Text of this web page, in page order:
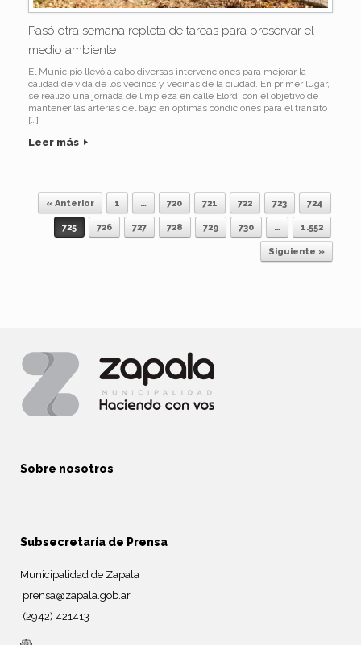
Pasó otra semana repleta de tareas para preservar el
medio ambiente
El Municipio llevó a cabo diversas intervenciones para mejorar la
calidad de vida de los vecinos y vecinas de la ciudad. En primer lugar,
se realizó una jornada de limpieza en calle Elordi con el objetivo de
mantener las arterias del bajo en óptimas condiciones para el tránsito
[…]
Leer más
Navegador de artículos
« Anterior 1 … 720 721 722 723 724
725 726 727 728 729 730 … 1.552
Siguiente »
Sobre nosotros
Subsecretaría de Prensa
Municipalidad de Zapala
prensa@zapala.gob.ar
(2942) 421413